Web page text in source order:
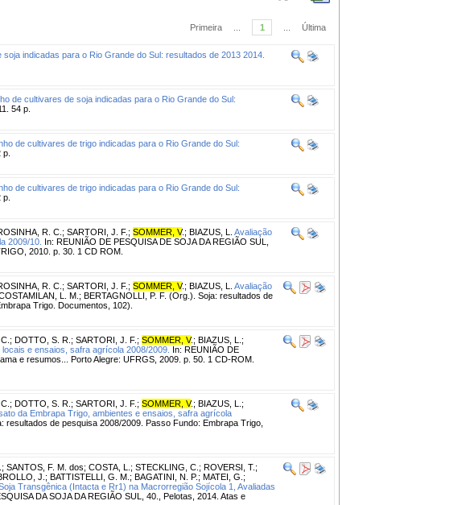
Primeira 1 Última
indicadas para o Rio Grande do Sul: resultados de 2013 2014.
de cultivares de soja indicadas para o Rio Grande do Sul:
54 p.
de cultivares de trigo indicadas para o Rio Grande do Sul:
de cultivares de trigo indicadas para o Rio Grande do Sul:
R. C. ; SARTORI, J. F. ; SOMMER, V.; BIAZUS, L.
Avaliação
2009/10. In: REUNIÃO DE PESQUISA DE SOJA DA REGIÃO SUL,
2010. p. 30. 1 CD ROM.
R. C. ; SARTORI, J. F. ; SOMMER, V.; BIAZUS, L.
Avaliação
L. M.; BERTAGNOLLI, P. F. (Org.). Soja: resultados de
Trigo. Documentos, 102).
; DOTTO, S. R. ; SARTORI, J. F. ; SOMMER, V.; BIAZUS, L. ;
e ensaios, safra agrícola 2008/2009. In: REUNIÃO DE
e resumos... Porto Alegre: UFRGS, 2009. p. 50. 1 CD-ROM.
; DOTTO, S. R. ; SARTORI, J. F. ; SOMMER, V.; BIAZUS, L. ;
da Embrapa Trigo, ambientes e ensaios, safra agrícola
resultados de pesquisa 2008/2009. Passo Fundo: Embrapa Trigo,
; SANTOS, F. M. dos; COSTA, L. ; STECKLING, C. ; ROVERSI, T. ;
J. ; BATTISTELLI, G. M. ; BAGATINI, N. P. ; MATEI, G. ;
Transgênica (Intacta e Rr1) na Macrorregião Sojícola 1, Avaliadas
DA SOJA DA REGIÃO SUL, 40., Pelotas, 2014. Atas e